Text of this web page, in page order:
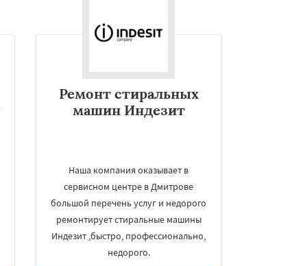
Ремонт стиральных
машин Индезит
Наша компания оказывает в
сервисном центре в Дмитрове
большой перечень услуг и недорого
ремонтирует стиральные машины
Индезит ,быстро, профессионально,
недорого.